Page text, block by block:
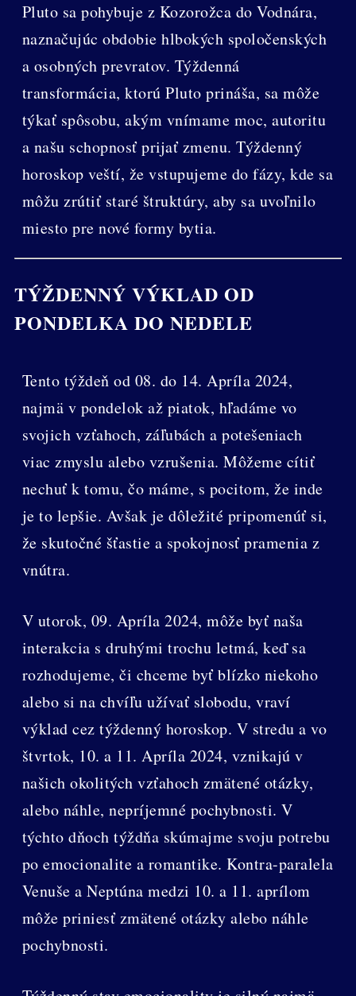
Pluto sa pohybuje z Kozorožca do Vodnára,
naznačujúc obdobie hlbokých spoločenských
a osobných prevratov. Týždenná
transformácia, ktorú Pluto prináša, sa môže
týkať spôsobu, akým vnímame moc, autoritu
a našu schopnosť prijať zmenu. Týždenný
horoskop veští, že vstupujeme do fázy, kde sa
môžu zrútiť staré štruktúry, aby sa uvoľnilo
miesto pre nové formy bytia.
TÝŽDENNÝ VÝKLAD OD
PONDELKA DO NEDELE
Tento týždeň od 08. do 14. Apríla 2024,
najmä v pondelok až piatok, hľadáme vo
svojich vzťahoch, záľubách a potešeniach
viac zmyslu alebo vzrušenia. Môžeme cítiť
nechuť k tomu, čo máme, s pocitom, že inde
je to lepšie. Avšak je dôležité pripomenúť si,
že skutočné šťastie a spokojnosť pramenia z
vnútra.
V utorok, 09. Apríla 2024, môže byť naša
interakcia s druhými trochu letmá, keď sa
rozhodujeme, či chceme byť blízko niekoho
alebo si na chvíľu užívať slobodu, vraví
výklad cez týždenný horoskop. V stredu a vo
štvrtok, 10. a 11. Apríla 2024, vznikajú v
našich okolitých vzťahoch zmätené otázky,
alebo náhle, nepríjemné pochybnosti. V
týchto dňoch týždňa skúmajme svoju potrebu
po emocionalite a romantike. Kontra-paralela
Venuše a Neptúna medzi 10. a 11. aprílom
môže priniesť zmätené otázky alebo náhle
pochybnosti.